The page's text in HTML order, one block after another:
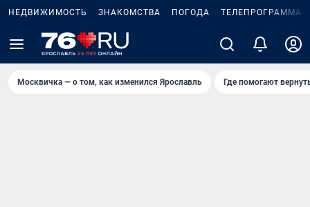
НЕДВИЖИМОСТЬ ЗНАКОМСТВА ПОГОДА ТЕЛЕПРОГРАММА
Москвичка — о том, как изменился Ярославль Где помогают